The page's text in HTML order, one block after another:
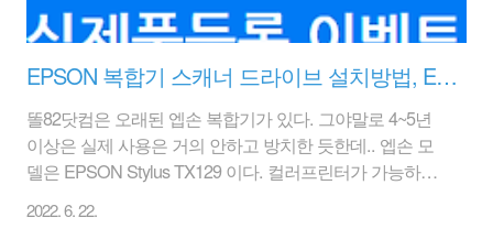
EPSON 복합기 스캐너 드라이브 설치방법, EPSON TX129
똘82닷컴은 오래된 엡손 복합기가 있다. 그야말로 4~5년
이상은 실제 사용은 거의 안하고 방치한 듯한데.. 엡손 모
델은 EPSON Stylus TX129 이다. 컬러프린터가 가능하고
일이 있어서 그나마 잉크 카트리지통에 잉크가 좀 더 들어
2022. 6. 22.